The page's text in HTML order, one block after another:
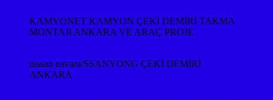
KAMYONET KAMYON ÇEKİ DEMİRİ TAKMA
MONTAJI ANKARA VE ARAÇ PROJE
nissan navara/SSANYONG ÇEKİ DEMİRİ
ANKARA